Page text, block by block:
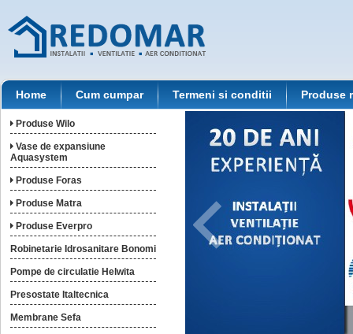
Home Cum cumpar Termeni si conditii Produse
Produse Wilo
Vase de expansiune
Aquasystem
Produse Foras
Produse Matra
Produse Everpro
Robinetarie Idrosanitare Bonomi
Pompe de circulatie Helwita
Presostate Italtecnica
Membrane Sefa